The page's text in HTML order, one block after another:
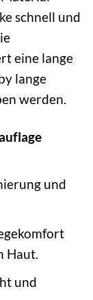
schnell und
eine lange
lange
werden.
und
Haut.
und